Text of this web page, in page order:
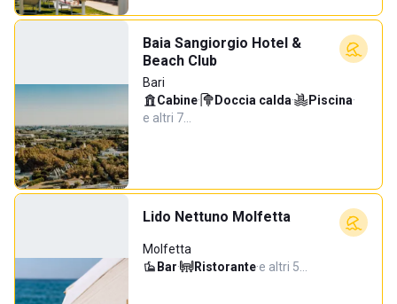
Baia Sangiorgio Hotel &
Beach Club
Bari
Cabine· Doccia calda· Piscina·
e altri 7…
Lido Nettuno Molfetta
Molfetta
Bar· Ristorante·e altri 5…